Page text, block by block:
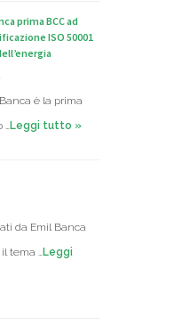
prima BCC ad
ISO 50001
è la prima
…Leggi tutto »
da Emil Banca
tema …Leggi